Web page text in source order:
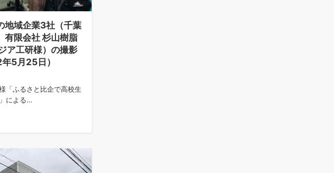
地域企業3社（千葉
有限会社 杉山樹脂
ア工研様）の撮影
5月25日）
「ふるさと比企で高校生
による...